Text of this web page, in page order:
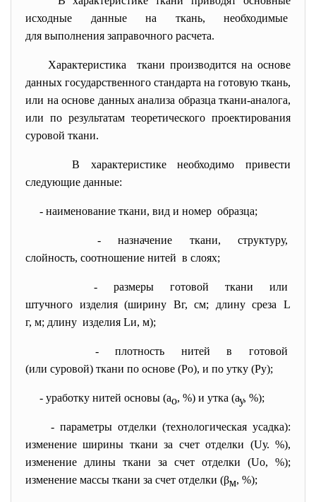
исходные данные на ткань, необходимые
для выполнения заправочного расчета.
Характеристика ткани производится на основе
данных государственного стандарта на готовую ткань,
или на основе данных анализа образца ткани-аналога,
или по результатам теоретического проектирования
суровой ткани.
В характеристике необходимо привести
следующие данные:
- наименование ткани, вид и номер образца;
- назначение ткани, структуру,
слойность, соотношение нитей в слоях;
- размеры готовой ткани или
штучного изделия (ширину Вг, см; длину среза L
г, м; длину изделия Lи, м);
- плотность нитей в готовой
(или суровой) ткани по основе (Ро), и по утку (Ру);
- уработку нитей основы (ао, %) и утка (ау, %);
- параметры отделки (технологическая усадка):
изменение ширины ткани за счет отделки (Uу. %),
изменение длины ткани за счет отделки (Uо, %);
изменение массы ткани за счет отделки (βм, %);